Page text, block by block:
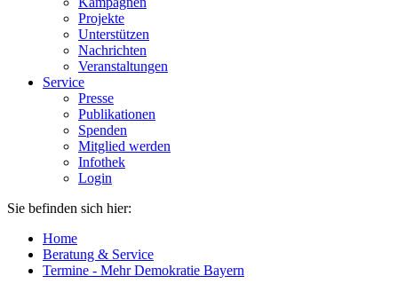
Projekte
Unterstützen
Nachrichten
Veranstaltungen
Service
Presse
Publikationen
Spenden
Mitglied werden
Infothek
Login
Sie befinden sich hier:
Home
Beratung & Service
Termine - Mehr Demokratie Bayern